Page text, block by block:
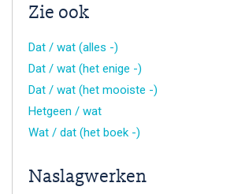
Zie ook
Dat / wat (alles -)
Dat / wat (het enige -)
Dat / wat (het mooiste -)
Hetgeen / wat
Wat / dat (het boek -)
Naslagwerken